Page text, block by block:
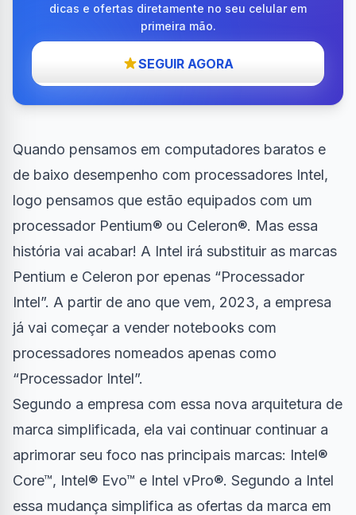
dicas e ofertas diretamente no seu celular em
primeira mão.
SEGUIR AGORA
Quando pensamos em computadores baratos e
de baixo desempenho com processadores Intel,
logo pensamos que estão equipados com um
processador Pentium® ou Celeron®. Mas essa
história vai acabar! A Intel irá substituir as marcas
Pentium e Celeron por epenas “Processador
Intel”. A partir de ano que vem, 2023, a empresa
já vai começar a vender notebooks com
processadores nomeados apenas como
“Processador Intel”.
Segundo a empresa com essa nova arquitetura de
marca simplificada, ela vai continuar continuar a
aprimorar seu foco nas principais marcas: Intel®
Core™, Intel® Evo™ e Intel vPro®. Segundo a Intel
essa mudança simplifica as ofertas da marca em